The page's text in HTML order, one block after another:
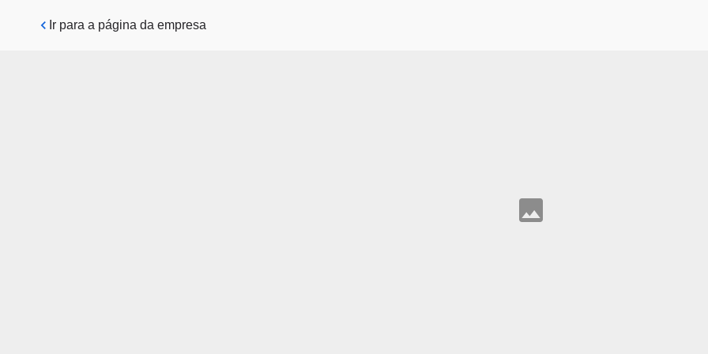
Pular para o conteúdo principal
Ir para a página da empresa